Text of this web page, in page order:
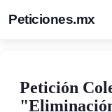
Peticiones.mx
Petición